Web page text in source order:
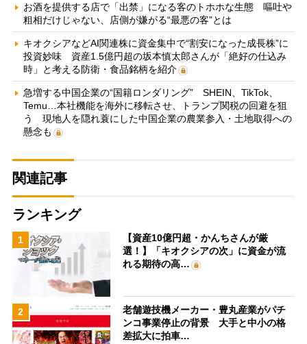
お酒を提供する店で「出禁」になる客のトホホな生態 嘔吐や
粗相だけじゃない、店側が嫌がる“最悪の客”とは
キオクシアなどAI関連株に資金集中で“割安になった成長株”に
投資妙味 資産1.5億円超の坂本慎太郎さんが「絶好の仕込み
時」と考える防衛・食品銘柄を紹介
急増する中国企業の“国籍ロンダリング” SHEIN、TikTok、
Temu…本社機能を海外に移転させ、トランプ関税の回避を狙
う 現地人を隠れ蓑にした中国企業の農業参入・土地取得への
懸念も
関連記事
ランキング
1
【資産10億円超・かんちさんが厳
選！】「キオクシアの次」に資金が流
れる期待の高…
2
老舗遊技機メーカー・豊丸産業がパチ
ンコ事業停止の背景 大手と中小の格
差拡大に拍車…